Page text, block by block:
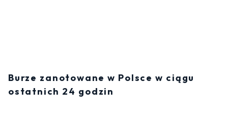
Burze zanotowane w Polsce w ciągu
ostatnich 24 godzin